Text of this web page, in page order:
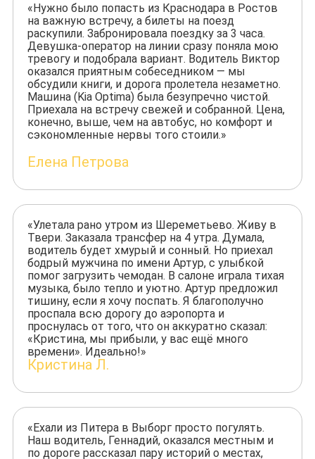
«Нужно было попасть из Краснодара в Ростов
на важную встречу, а билеты на поезд
раскупили. Забронировала поездку за 3 часа.
Девушка-оператор на линии сразу поняла мою
тревогу и подобрала вариант. Водитель Виктор
оказался приятным собеседником — мы
обсудили книги, и дорога пролетела незаметно.
Машина (Kia Optima) была безупречно чистой.
Приехала на встречу свежей и собранной. Цена,
конечно, выше, чем на автобус, но комфорт и
сэкономленные нервы того стоили.»
Елена Петрова
«Улетала рано утром из Шереметьево. Живу в
Твери. Заказала трансфер на 4 утра. Думала,
водитель будет хмурый и сонный. Но приехал
бодрый мужчина по имени Артур, с улыбкой
помог загрузить чемодан. В салоне играла тихая
музыка, было тепло и уютно. Артур предложил
тишину, если я хочу поспать. Я благополучно
проспала всю дорогу до аэропорта и
проснулась от того, что он аккуратно сказал:
«Кристина, мы прибыли, у вас ещё много
времени». Идеально!»
Кристина Л.
«Ехали из Питера в Выборг просто погулять.
Наш водитель, Геннадий, оказался местным и
по дороге рассказал пару историй о местах,